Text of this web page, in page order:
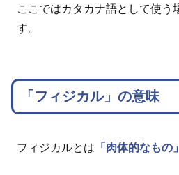
ここではカタカナ語として使う
す。
「フィジカル」の意味
フィジカルとは 「肉体的なもの」